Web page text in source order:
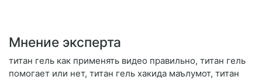
Мнение эксперта
титан гель как применять видео правильно, титан гель
помогает или нет, титан гель хакида маълумот, титан